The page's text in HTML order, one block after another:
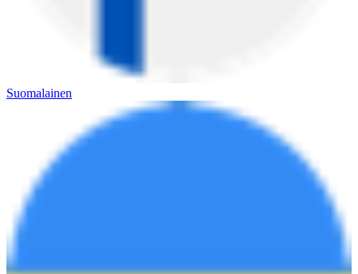
Suomalainen